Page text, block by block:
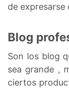
de expresarse
Blog
Son los blog
sea grande ,
ciertos